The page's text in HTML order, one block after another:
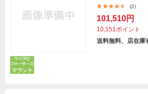
(2)
101,510円
10,151ポイント
送料無料、店在庫